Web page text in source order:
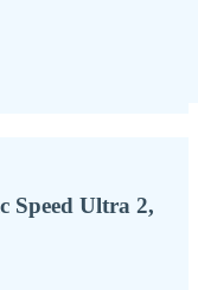
Speed Ultra 2,